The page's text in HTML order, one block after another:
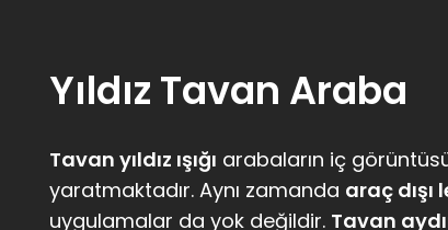
Yıldız Tavan Araba
Tavan yıldız ışığı arabaların iç
yaratmaktadır. Aynı zamanda araç
uygulamalar da yok değildir. Tavan